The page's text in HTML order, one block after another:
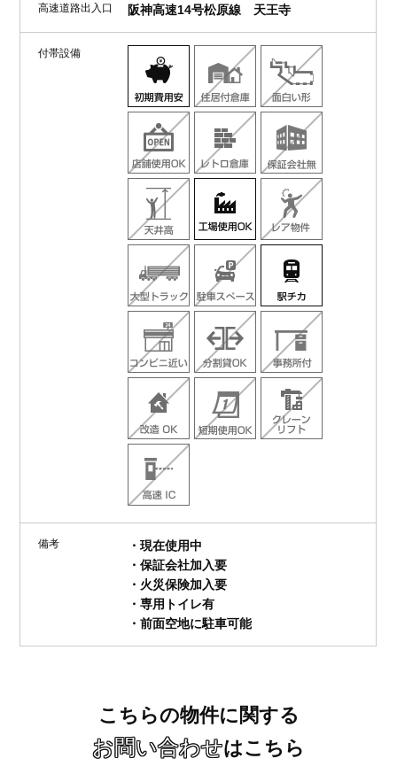
高速道路出入口 阪神高速14号松原線 天王寺
付帯設備
備考
・現在使用中
・保証会社加入要
・火災保険加入要
・専用トイレ有
・前面空地に駐車可能
こちらの物件に関する
お問い合わせはこちら